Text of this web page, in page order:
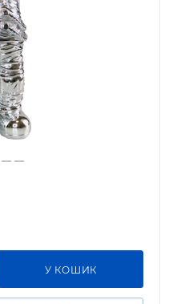
У КОШИК